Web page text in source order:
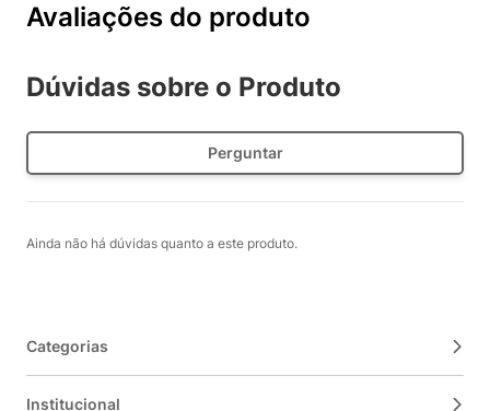
Avaliações do produto
Dúvidas sobre o Produto
Perguntar
Ainda não há dúvidas quanto a este produto.
Categorias
Institucional